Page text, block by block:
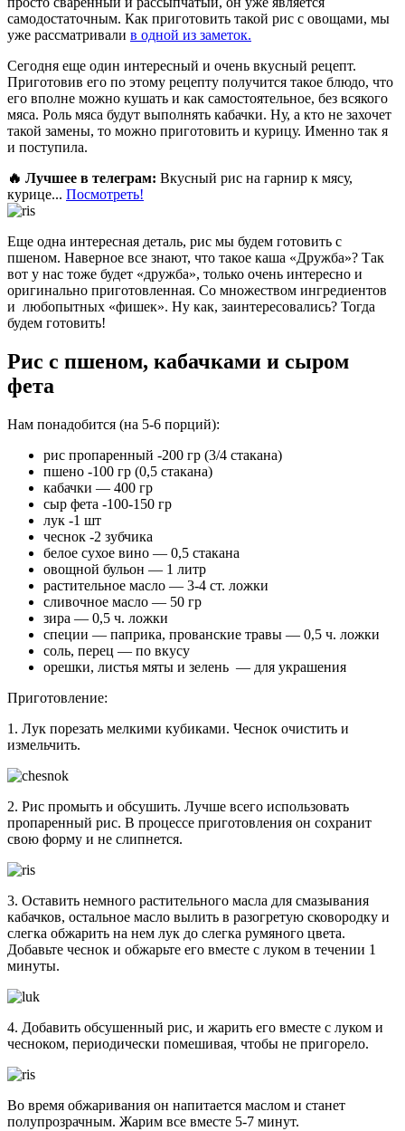
самодостаточным. Как приготовить такой рис с овощами, мы
уже рассматривали в одной из заметок.
Сегодня еще один интересный и очень вкусный рецепт.
Приготовив его по этому рецепту получится такое блюдо, что
его вполне можно кушать и как самостоятельное, без всякого
мяса. Роль мяса будут выполнять кабачки. Ну, а кто не захочет
такой замены, то можно приготовить и курицу. Именно так я
и поступила.
🔥 Лучшее в телеграм: Вкусный рис на гарнир к мясу,
курице... Посмотреть!
Еще одна интересная деталь, рис мы будем готовить с
пшеном. Наверное все знают, что такое каша «Дружба»? Так
вот у нас тоже будет «дружба», только очень интересно и
оригинально приготовленная. Со множеством ингредиентов
и любопытных «фишек». Ну как, заинтересовались? Тогда
будем готовить!
Рис с пшеном, кабачками и сыром
фета
Нам понадобится (на 5-6 порций):
рис пропаренный -200 гр (3/4 стакана)
пшено -100 гр (0,5 стакана)
кабачки — 400 гр
сыр фета -100-150 гр
лук -1 шт
чеснок -2 зубчика
белое сухое вино — 0,5 стакана
овощной бульон — 1 литр
растительное масло — 3-4 ст. ложки
сливочное масло — 50 гр
зира — 0,5 ч. ложки
специи — паприка, прованские травы — 0,5 ч. ложки
соль, перец — по вкусу
орешки, листья мяты и зелень — для украшения
Приготовление:
1. Лук порезать мелкими кубиками. Чеснок очистить и
измельчить.
2. Рис промыть и обсушить. Лучше всего использовать
пропаренный рис. В процессе приготовления он сохранит
свою форму и не слипнется.
3. Оставить немного растительного масла для смазывания
кабачков, остальное масло вылить в разогретую сковородку и
слегка обжарить на нем лук до слегка румяного цвета.
Добавьте чеснок и обжарьте его вместе с луком в течении 1
минуты.
4. Добавить обсушенный рис, и жарить его вместе с луком и
чесноком, периодически помешивая, чтобы не пригорело.
Во время обжаривания он напитается маслом и станет
полупрозрачным. Жарим все вместе 5-7 минут.